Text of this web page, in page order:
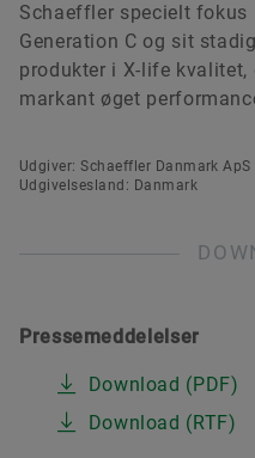
Schaeffler specielt fokus
Generation C og sit
produkter i X-life kvalitet,
markant øget
Udgiver: Schaeffler Danmark ApS
Udgivelsesland: Danmark
Pressemeddelelser
Download (PDF)
Download (RTF)